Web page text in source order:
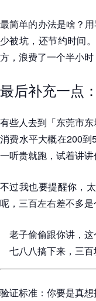
最简单的办法是啥？
少被坑，还节约时间
方，浪费了一个半小时
最后补充一点
有些人去到「东莞市
消费水平大概在200
一听贵就跑，试着讲讲
不过我也要提醒你，
呢，三百左右差不多是
老子偷偷跟你讲，
七八八搞下来，三百
验证标准：你要是真